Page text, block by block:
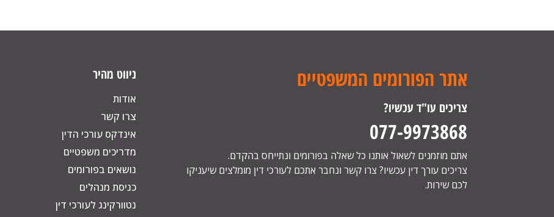
אתר הפורומים המשפטיים
צריכים עו"ד עכשיו?
077-9973868
אתם מוזמנים לשאול אותנו כל שאלה בפורומים ונתייחס בהקדם.
צריכים עורך דין עכשיו? צרו קשר ונחבר אתכם לעורכי דין מומלצים שיעניקו
לכם שירות.
ניווט מהיר
אודות
צרו קשר
אינדקס עורכי הדין
מדריכים משפטיים
נושאים בפורומים
כניסת מנהלים
נטוורקינג לעורכי דין